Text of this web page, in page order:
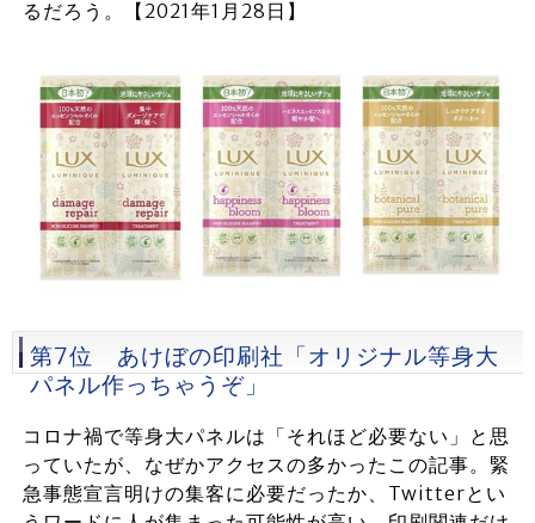
るだろう。【2021年1月28日】
第7位 あけぼの印刷社「オリジナル等身大
パネル作っちゃうぞ」
コロナ禍で等身大パネルは「それほど必要ない」と思
っていたが、なぜかアクセスの多かったこの記事。緊
急事態宣言明けの集客に必要だったか、Twitterとい